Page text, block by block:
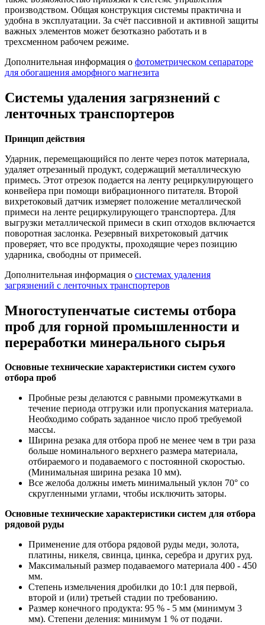
производством. Общая конструкция системы практична и
удобна в эксплуатации. За счёт пассивной и активной защиты
важных элементов может безотказно работать и в
трехсменном рабочем режиме.
Дополнительная информация о фотометрическом сепараторе
для обогащения аморфного магнезита
Системы удаления загрязнений с
ленточных транспортеров
Принцип действия
Ударник, перемещающийся по ленте через поток материала,
удаляет отрезанный продукт, содержащий металлическую
примесь. Этот отрезок подается на ленту рециркулирующего
конвейера при помощи вибрационного питателя. Второй
вихретоковый датчик измеряет положение металлической
примеси на ленте рециркулирующего транспортера. Для
выгрузки металлической примеси в скип отходов включается
поворотная заслонка. Резервный вихретоковый датчик
проверяет, что все продукты, проходящие через позицию
ударника, свободны от примесей.
Дополнительная информация о системах удаления
загрязнений с ленточных транспортеров
Многоступенчатые системы отбора
проб для горной промышленности и
переработки минерального сырья
Основные технические характеристики систем сухого
отбора проб
Пробные резы делаются с равными промежутками в
течение периода отгрузки или пропускания материала.
Необходимо собрать заданное число проб требуемой
массы.
Ширина резака для отбора проб не менее чем в три раза
больше номинального верхнего размера материала,
отбираемого и подаваемого с постоянной скоростью.
(Минимальная ширина резака 10 мм).
Все желоба должны иметь минимальный уклон 70° со
скругленными углами, чтобы исключить заторы.
Основные технические характеристики систем для отбора
рядовой руды
Применение для отбора рядовой руды меди, золота,
платины, никеля, свинца, цинка, серебра и других руд.
Максимальный размер подаваемого материала 400 - 450
мм.
Степень измельчения дробилки до 10:1 для первой,
второй и (или) третьей стадии по требованию.
Размер конечного продукта: 95 % - 5 мм (минимум 3
мм). Степени деления: минимум 1 % от подачи.